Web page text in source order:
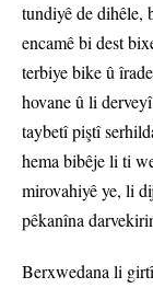
tundiyê de dihêle,
encamê bi dest
terbiye bike û
hovane û li
taybetî piştî
hema bibêje li ti
mirovahiyê ye, li
pêkanîna
Berxwedana li